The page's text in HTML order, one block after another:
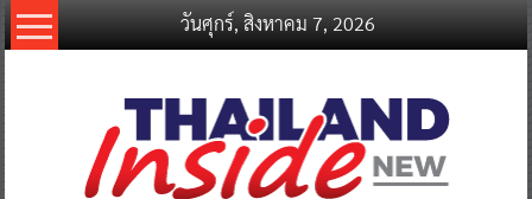
Skip
to
วันศุกร์, สิงหาคม 7, 2026